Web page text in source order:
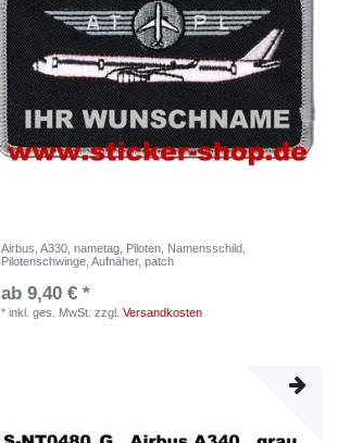
Airbus, A330, nametag, Piloten, Namensschild,
Pilotenschwinge, Aufnäher, patch
ab 9,40 € *
*inkl. ges. MwSt. zzgl.Versandkosten